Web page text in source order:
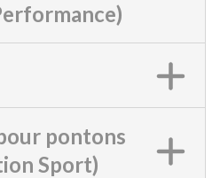
pontons
Sport)